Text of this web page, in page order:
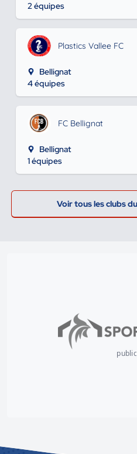
2 équipes
Plastics Vallee FC
Bellignat
4 équipes
FC Bellignat
Bellignat
1 équipes
Voir tous les clubs